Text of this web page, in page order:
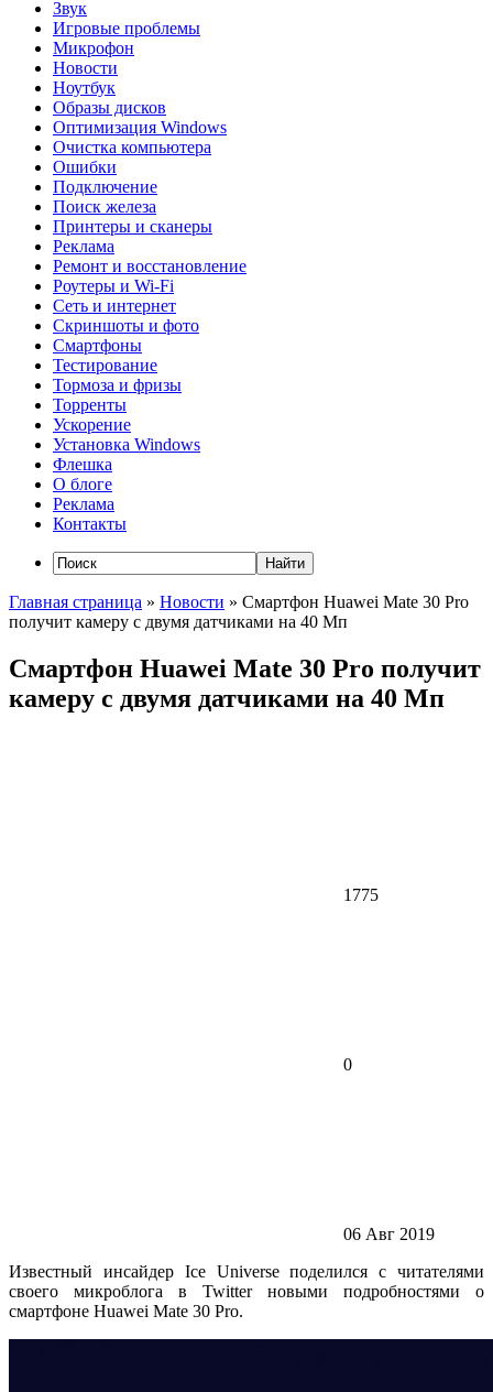
Звук
Игровые проблемы
Микрофон
Новости
Ноутбук
Образы дисков
Оптимизация Windows
Очистка компьютера
Ошибки
Подключение
Поиск железа
Принтеры и сканеры
Реклама
Ремонт и восстановление
Роутеры и Wi-Fi
Сеть и интернет
Скриншоты и фото
Смартфоны
Тестирование
Тормоза и фризы
Торренты
Ускорение
Установка Windows
Флешка
О блоге
Реклама
Контакты
Главная страница » Новости » Смартфон Huawei Mate 30 Pro
получит камеру с двумя датчиками на 40 Мп
Смартфон Huawei Mate 30 Pro получит
камеру с двумя датчиками на 40 Мп
1775
0
06 Авг 2019
Известный инсайдер Ice Universe поделился с читателями
своего микроблога в Twitter новыми подробностями о
смартфоне Huawei Mate 30 Pro.